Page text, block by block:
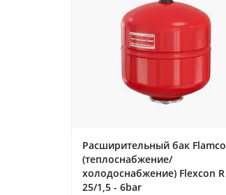
Расширительный бак Flamco
(теплоснабжение/
холодоснабжение) Flexcon R
25/1,5 - 6bar